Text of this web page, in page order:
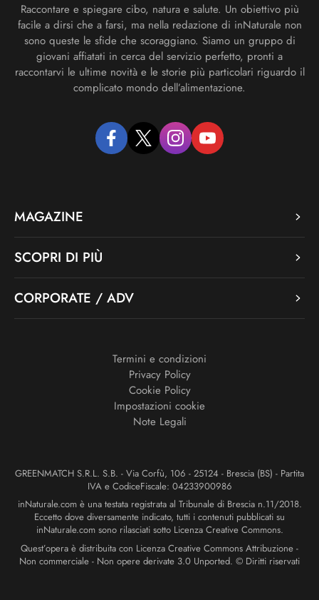
Raccontare e spiegare cibo, natura e salute. Un obiettivo più
facile a dirsi che a farsi, ma nella redazione di inNaturale non
sono queste le sfide che scoraggiano. Siamo un gruppo di
giovani affiatati in cerca del servizio perfetto, pronti a
raccontarvi le ultime novità e le storie più particolari riguardo il
complicato mondo dell’alimentazione.
facebooktwitter instagramyoutube
MAGAZINE
SCOPRI DI PIÙ
CORPORATE / ADV
Termini e condizioni
Privacy Policy
Cookie Policy
Impostazioni cookie
Note Legali
GREENMATCH S.R.L. S.B. - Via Corfù, 106 - 25124 - Brescia (BS) - Partita
IVA e CodiceFiscale: 04233900986
inNaturale.com è una testata registrata al Tribunale di Brescia n.11/2018.
Eccetto dove diversamente indicato, tutti i contenuti pubblicati su
inNaturale.com sono rilasciati sotto Licenza Creative Commons.
Quest’opera è distribuita con Licenza Creative Commons Attribuzione -
Non commerciale - Non opere derivate 3.0 Unported. © Diritti riservati